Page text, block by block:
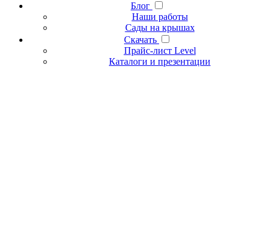
Блог
Наши работы
Сады на крышах
Скачать
Прайс-лист Level
Каталоги и презентации